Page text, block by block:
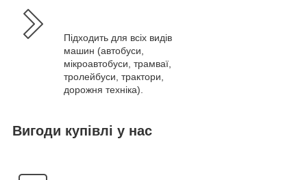
Підходить для всіх видів
машин (автобуси,
мікроавтобуси, трамваї,
тролейбуси, трактори,
дорожня техніка).
Вигоди купівлі у нас